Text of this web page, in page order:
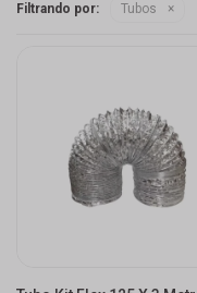
Filtrando por: Tubos